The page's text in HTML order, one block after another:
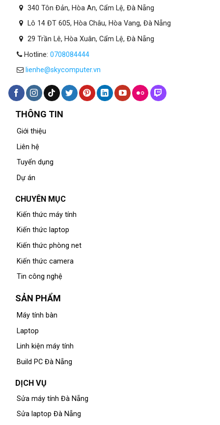
340 Tôn Đản, Hòa An, Cẩm Lệ, Đà Nẵng
Lô 14 ĐT 605, Hòa Châu, Hòa Vang, Đà Nẵng
29 Trần Lê, Hòa Xuân, Cẩm Lệ, Đà Nẵng
Hotline: 0708084444
lienhe@skycomputer.vn
THÔNG TIN
Giới thiệu
Liên hệ
Tuyển dụng
Dự án
CHUYÊN MỤC
Kiến thức máy tính
Kiến thức laptop
Kiến thức phòng net
Kiến thức camera
Tin công nghệ
SẢN PHẨM
Máy tính bàn
Laptop
Linh kiện máy tính
Build PC Đà Nẵng
DỊCH VỤ
Sửa máy tính Đà Nẵng
Sửa laptop Đà Nẵng